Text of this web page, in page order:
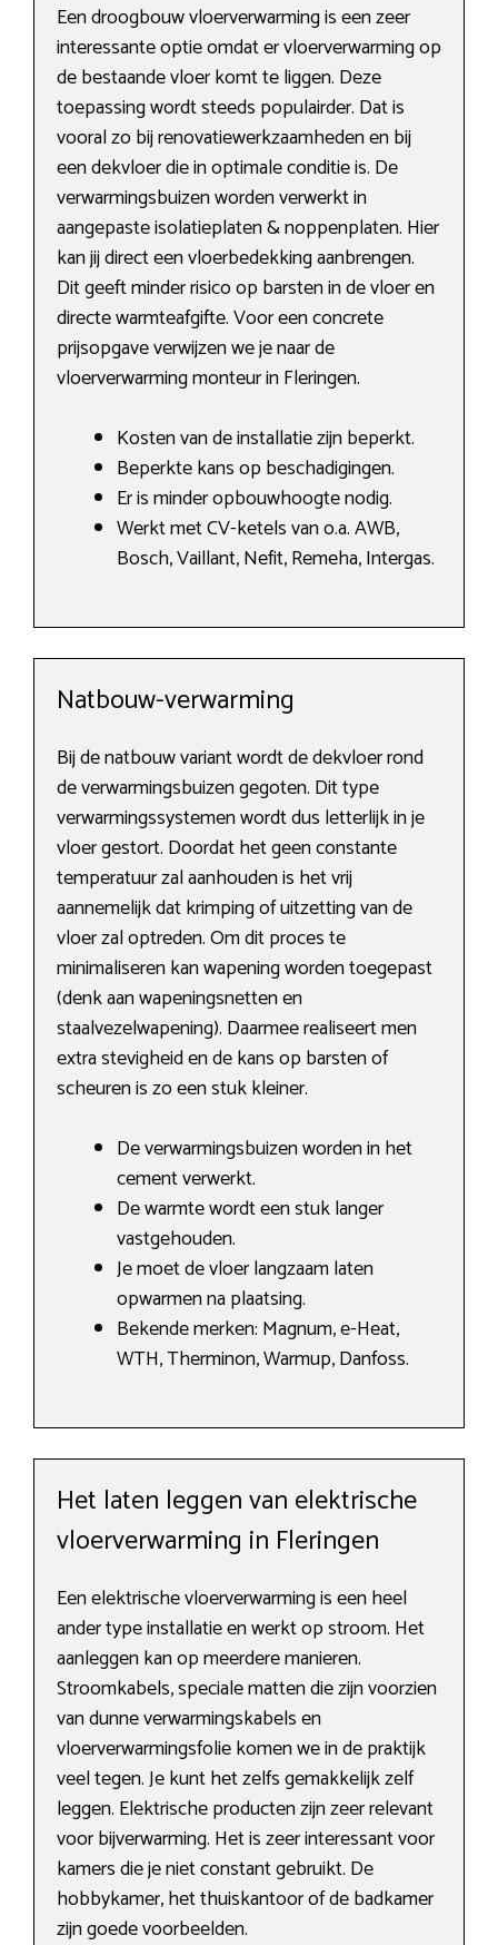
Een droogbouw vloerverwarming is een zeer
interessante optie omdat er vloerverwarming op
de bestaande vloer komt te liggen. Deze
toepassing wordt steeds populairder. Dat is
vooral zo bij renovatiewerkzaamheden en bij
een dekvloer die in optimale conditie is. De
verwarmingsbuizen worden verwerkt in
aangepaste isolatieplaten & noppenplaten. Hier
kan jij direct een vloerbedekking aanbrengen.
Dit geeft minder risico op barsten in de vloer en
directe warmteafgifte. Voor een concrete
prijsopgave verwijzen we je naar de
vloerverwarming monteur in Fleringen.
Kosten van de installatie zijn beperkt.
Beperkte kans op beschadigingen.
Er is minder opbouwhoogte nodig.
Werkt met CV-ketels van o.a. AWB,
Bosch, Vaillant, Nefit, Remeha, Intergas.
Natbouw-verwarming
Bij de natbouw variant wordt de dekvloer rond
de verwarmingsbuizen gegoten. Dit type
verwarmingssystemen wordt dus letterlijk in je
vloer gestort. Doordat het geen constante
temperatuur zal aanhouden is het vrij
aannemelijk dat krimping of uitzetting van de
vloer zal optreden. Om dit proces te
minimaliseren kan wapening worden toegepast
(denk aan wapeningsnetten en
staalvezelwapening). Daarmee realiseert men
extra stevigheid en de kans op barsten of
scheuren is zo een stuk kleiner.
De verwarmingsbuizen worden in het
cement verwerkt.
De warmte wordt een stuk langer
vastgehouden.
Je moet de vloer langzaam laten
opwarmen na plaatsing.
Bekende merken: Magnum, e-Heat,
WTH, Therminon, Warmup, Danfoss.
Het laten leggen van elektrische
vloerverwarming in Fleringen
Een elektrische vloerverwarming is een heel
ander type installatie en werkt op stroom. Het
aanleggen kan op meerdere manieren.
Stroomkabels, speciale matten die zijn voorzien
van dunne verwarmingskabels en
vloerverwarmingsfolie komen we in de praktijk
veel tegen. Je kunt het zelfs gemakkelijk zelf
leggen. Elektrische producten zijn zeer relevant
voor bijverwarming. Het is zeer interessant voor
kamers die je niet constant gebruikt. De
hobbykamer, het thuiskantoor of de badkamer
zijn goede voorbeelden.